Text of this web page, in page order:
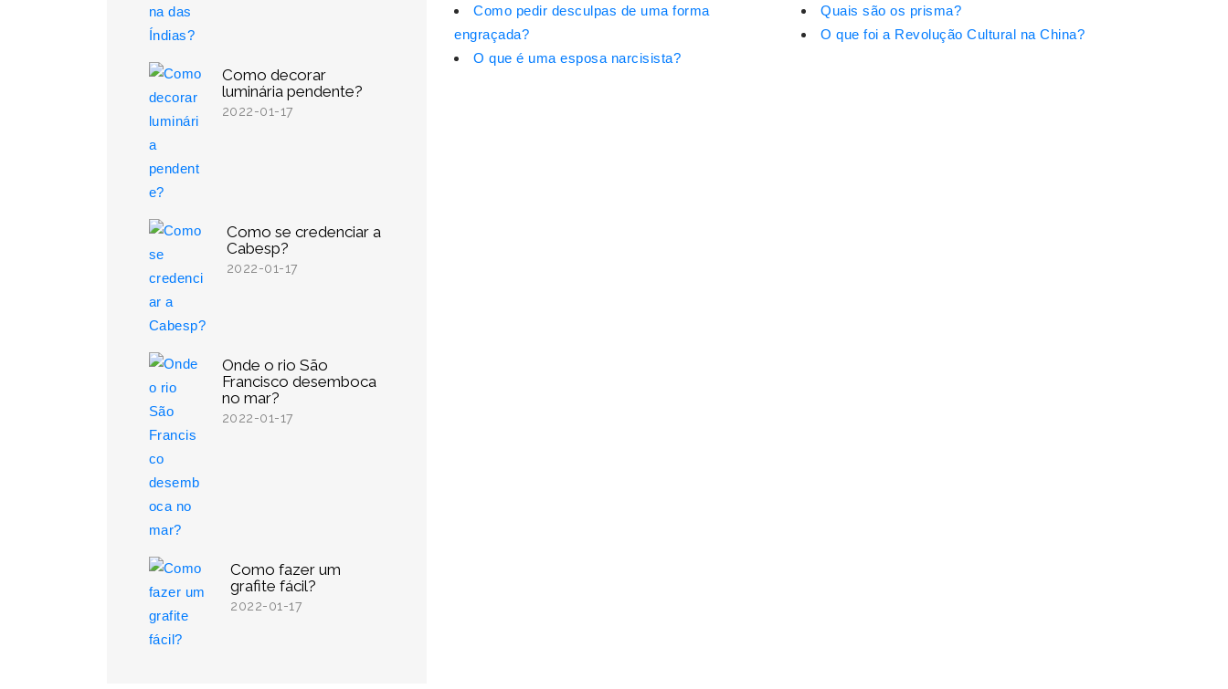
Como decorar
luminária pendente?
2022-01-17
Como se credenciar a
Cabesp?
2022-01-17
Onde o rio São
Francisco desemboca
no mar?
2022-01-17
Como fazer um
grafite fácil?
2022-01-17
Como pedir desculpas de uma forma
engraçada?
O que é uma esposa narcisista?
Quais são os prisma?
O que foi a Revolução Cultural na China?